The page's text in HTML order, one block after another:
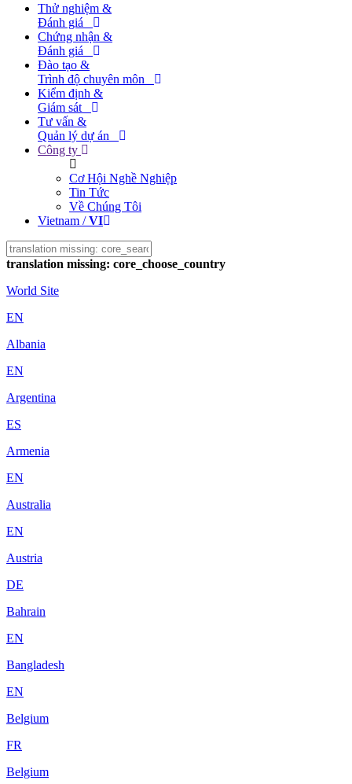
Thử nghiệm &
Đánh giá
Chứng nhận &
Đánh giá
Đào tạo &
Trình độ chuyên môn
Kiểm định &
Giám sát
Tư vấn &
Quản lý dự án
Công ty
Cơ Hội Nghề Nghiệp
Tin Tức
Về Chúng Tôi
Vietnam /VI
translation missing: core_choose_country
World Site
EN
Albania
EN
Argentina
ES
Armenia
EN
Australia
EN
Austria
DE
Bahrain
EN
Bangladesh
EN
Belgium
FR
Belgium